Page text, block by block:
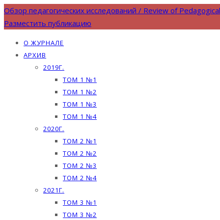
Обзор педагогических исследований / Review of
Разместить публикацию
О ЖУРНАЛЕ
АРХИВ
2019Г.
ТОМ 1 №1
ТОМ 1 №2
ТОМ 1 №3
ТОМ 1 №4
2020Г.
ТОМ 2 №1
ТОМ 2 №2
ТОМ 2 №3
ТОМ 2 №4
2021Г.
ТОМ 3 №1
ТОМ 3 №2